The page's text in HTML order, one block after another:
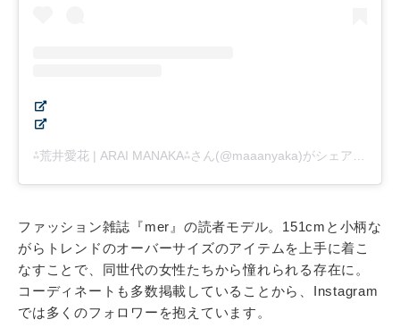
ファッション雑誌『mer』の読者モデル。151cmと小柄な
がらトレンドのオーバーサイズのアイテムを上手に着こ
なすことで、同世代の女性たちから憧れられる存在に。
コーディネートも多数掲載していることから、Instagram
では多くのフォロワーを抱えています。